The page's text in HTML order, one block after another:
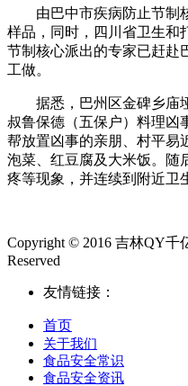
由巴中市疾病防止节制
样品，同时，四川省卫生和
节制核心派出的专家已赶赴
工做。
据悉，巴州区金碑乡庙
叔鲁保德（五保户）料理凶
帮放置凶事的亲朋、村平易
泡菜、红豆腐及大米饭。随
疼等现象，并连续到附近卫
Copyright © 2016 吉林QY千
Reserved
友情链接：
首页
关于我们
食品安全常识
食品安全资讯